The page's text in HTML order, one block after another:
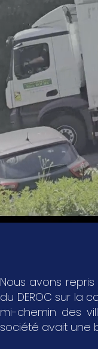
Nous avons
du DEROC sur la
mi-chemin des
société avait une